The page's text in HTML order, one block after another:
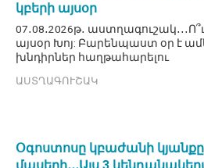
կբերի այսօր
07․08․2026թ․
այսօր Խոյ: Բարենպաստ օր է
խնդիրներ հաղթահարելու
ԱՍՏՂԱԳՈՒՇԱԿ
Օգոստոսը կբաժանի կյանքը